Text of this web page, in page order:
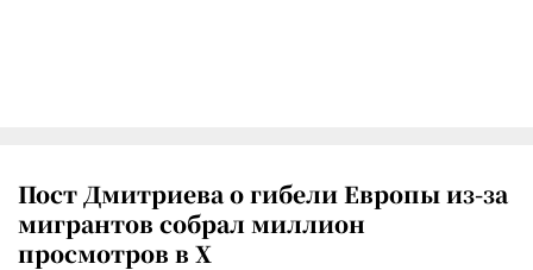
Пост Дмитриева о гибели Европы из-за
мигрантов собрал миллион
просмотров в X